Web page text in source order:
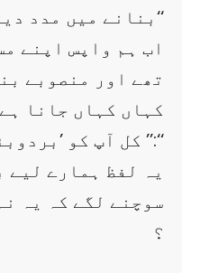
بنانے میں مدد دیتی ہیں ۔‘‘
اب ہم واپس اپنے
تھے اور منصوبے
کہاں کہاں جانا
:’’ کل آپ کو ’بردوبئی‘ لے کر چلیں گے ۔‘‘
یہ لفظ ہمارے لیے
سوچنے لگے کہ یہ
؟